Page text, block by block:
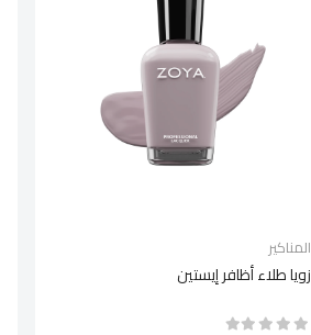
المناكير
زويا طلاء أظافر إيستين